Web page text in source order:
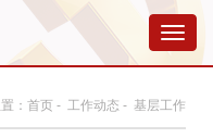
切
换
航
： 首页 - 工作动态 - 基层工作